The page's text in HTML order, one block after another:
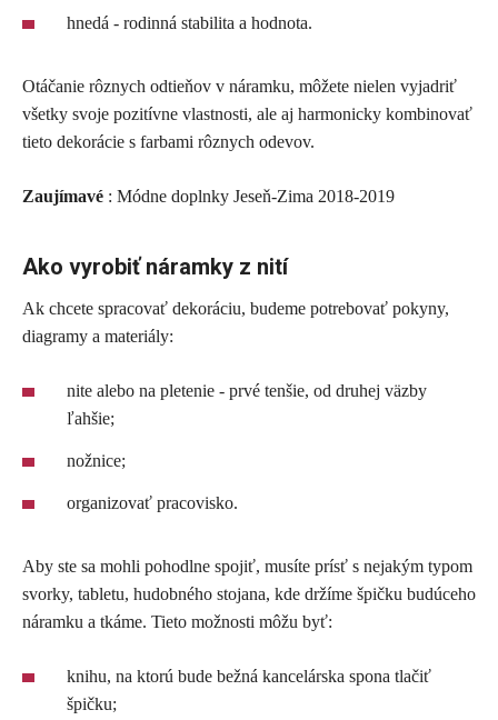
hnedá - rodinná stabilita a hodnota.
Otáčanie rôznych odtieňov v náramku, môžete nielen vyjadriť
všetky svoje pozitívne vlastnosti, ale aj harmonicky kombinovať
tieto dekorácie s farbami rôznych odevov.
Zaujímavé : Módne doplnky Jeseň-Zima 2018-2019
Ako vyrobiť náramky z nití
Ak chcete spracovať dekoráciu, budeme potrebovať pokyny,
diagramy a materiály:
nite alebo na pletenie - prvé tenšie, od druhej väzby
ľahšie;
nožnice;
organizovať pracovisko.
Aby ste sa mohli pohodlne spojiť, musíte prísť s nejakým typom
svorky, tabletu, hudobného stojana, kde držíme špičku budúceho
náramku a tkáme. Tieto možnosti môžu byť:
knihu, na ktorú bude bežná kancelárska spona tlačiť
špičku;